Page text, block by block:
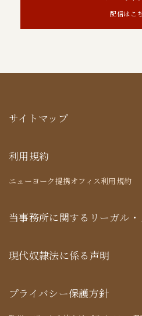
配信はこ
サイトマップ
利用規約
ニューヨーク提携オフィス利用規約
当事務所に関するリーガル・
現代奴隷法に係る声明
プライバシー保護方針